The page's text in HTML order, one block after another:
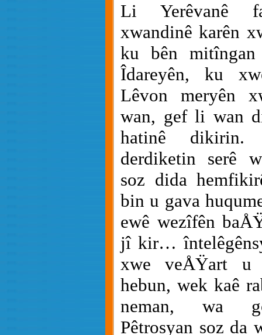
Li Yerêvanê
xwandinê karên
ku bên
Îdareyên, ku
Lêvon meryên
wan, gef li wan
hatinê
derdiketin serê
soz dida
bin u gava
ewê wezîfên
jî kir…
xwe veÅŸart u
hebun, wek kaê
neman, wa
Pêtrosyan soz da